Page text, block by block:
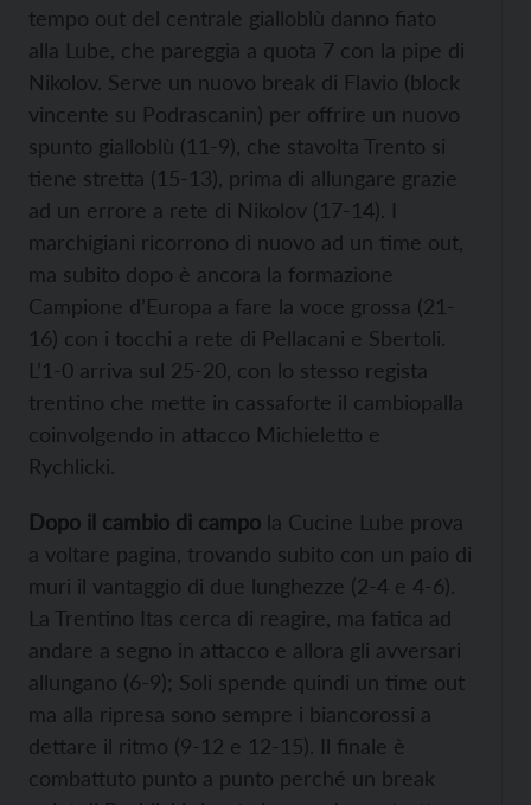
tempo out del centrale gialloblù danno fiato
alla Lube, che pareggia a quota 7 con la pipe di
Nikolov. Serve un nuovo break di Flavio (block
vincente su Podrascanin) per offrire un nuovo
spunto gialloblù (11-9), che stavolta Trento si
tiene stretta (15-13), prima di allungare grazie
ad un errore a rete di Nikolov (17-14). I
marchigiani ricorrono di nuovo ad un time out,
ma subito dopo è ancora la formazione
Campione d’Europa a fare la voce grossa (21-
16) con i tocchi a rete di Pellacani e Sbertoli.
L’1-0 arriva sul 25-20, con lo stesso regista
trentino che mette in cassaforte il cambiopalla
coinvolgendo in attacco Michieletto e
Rychlicki.
Dopo il cambio di campo la Cucine Lube prova
a voltare pagina, trovando subito con un paio di
muri il vantaggio di due lunghezze (2-4 e 4-6).
La Trentino Itas cerca di reagire, ma fatica ad
andare a segno in attacco e allora gli avversari
allungano (6-9); Soli spende quindi un time out
ma alla ripresa sono sempre i biancorossi a
dettare il ritmo (9-12 e 12-15). Il finale è
combattuto punto a punto perché un break